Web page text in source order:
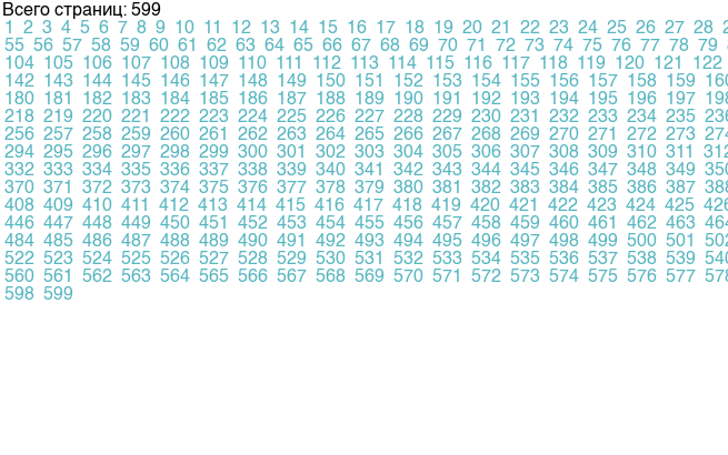
Всего страниц: 599
1
2 3 4 5 6 7 8 9 10 11 12 13 14 15 16 17 18 19 20 21 22 23 24 25 26 27 28
55 56 57 58 59 60 61 62 63 64 65 66 67 68 69 70 71 72 73 74 75 76 77 78 79
104 105 106 107 108 109 110 111 112 113 114 115 116 117 118 119 120 121 122
142 143 144 145 146 147 148 149 150 151 152 153 154 155 156 157 158 159
180 181 182 183 184 185 186 187 188 189 190 191 192 193 194 195 196 197
218 219 220 221 222 223 224 225 226 227 228 229 230 231 232 233 234 235
256 257 258 259 260 261 262 263 264 265 266 267 268 269 270 271 272 273
294 295 296 297 298 299 300 301 302 303 304 305 306 307 308 309 310 311
332 333 334 335 336 337 338 339 340 341 342 343 344 345 346 347 348 349
370 371 372 373 374 375 376 377 378 379 380 381 382 383 384 385 386 387
408 409 410 411 412 413 414 415 416 417 418 419 420 421 422 423 424 425
446 447 448 449 450 451 452 453 454 455 456 457 458 459 460 461 462 463
484 485 486 487 488 489 490 491 492 493 494 495 496 497 498 499 500 501
522 523 524 525 526 527 528 529 530 531 532 533 534 535 536 537 538 539
560 561 562 563 564 565 566 567 568 569 570 571 572 573 574 575 576 577
598 599